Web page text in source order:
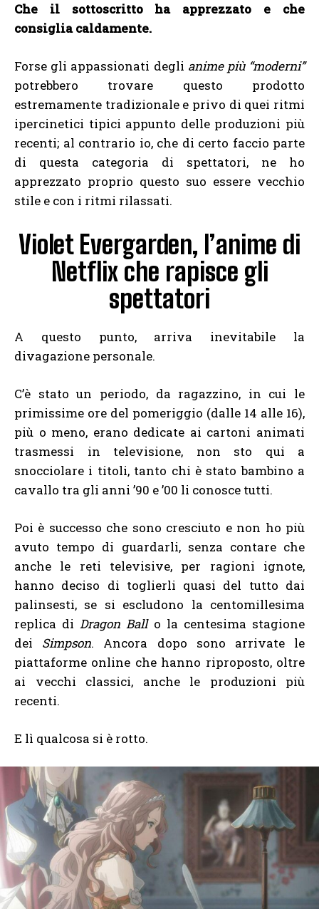
Che il sottoscritto ha apprezzato e che
consiglia caldamente.
Forse gli appassionati degli anime più “moderni”
potrebbero trovare questo prodotto
estremamente tradizionale e privo di quei ritmi
ipercinetici tipici appunto delle produzioni più
recenti; al contrario io, che di certo faccio parte
di questa categoria di spettatori, ne ho
apprezzato proprio questo suo essere vecchio
stile e con i ritmi rilassati.
Violet Evergarden, l’anime di
Netflix che rapisce gli
spettatori
A questo punto, arriva inevitabile la
divagazione personale.
C’è stato un periodo, da ragazzino, in cui le
primissime ore del pomeriggio (dalle 14 alle 16),
più o meno, erano dedicate ai cartoni animati
trasmessi in televisione, non sto qui a
snocciolare i titoli, tanto chi è stato bambino a
cavallo tra gli anni ’90 e ’00 li conosce tutti.
Poi è successo che sono cresciuto e non ho più
avuto tempo di guardarli, senza contare che
anche le reti televisive, per ragioni ignote,
hanno deciso di toglierli quasi del tutto dai
palinsesti, se si escludono la centomillesima
replica diDragon Ballo la centesima stagione
dei Simpson. Ancora dopo sono arrivate le
piattaforme online che hanno riproposto, oltre
ai vecchi classici, anche le produzioni più
recenti.
E lì qualcosa si è rotto.